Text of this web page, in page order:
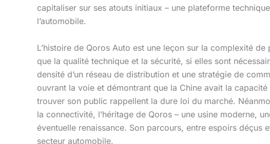
capitaliser sur ses atouts initiaux – une plateforme
l’automobile.
L’histoire de Qoros Auto est une leçon sur la complexité
que la qualité technique et la sécurité, si elles sont
densité d’un réseau de distribution et une stratégie de
ouvrant la voie et démontrant que la Chine avait la
trouver son public rappellent la dure loi du marché.
la connectivité, l’héritage de Qoros – une usine moderne,
éventuelle renaissance. Son parcours, entre espoirs
secteur automobile.